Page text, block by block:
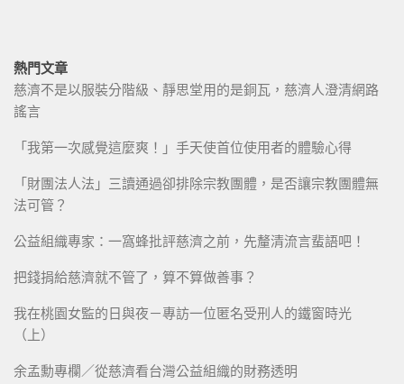
熱門文章
慈濟不是以服裝分階級、靜思堂用的是銅瓦，慈濟人澄清網路
謠言
「我第一次感覺這麼爽！」手天使首位使用者的體驗心得
「財團法人法」三讀通過卻排除宗教團體，是否讓宗教團體無
法可管？
公益組織專家：一窩蜂批評慈濟之前，先釐清流言蜚語吧！
把錢捐給慈濟就不管了，算不算做善事？
我在桃園女監的日與夜－專訪一位匿名受刑人的鐵窗時光
（上）
余孟勳專欄／從慈濟看台灣公益組織的財務透明